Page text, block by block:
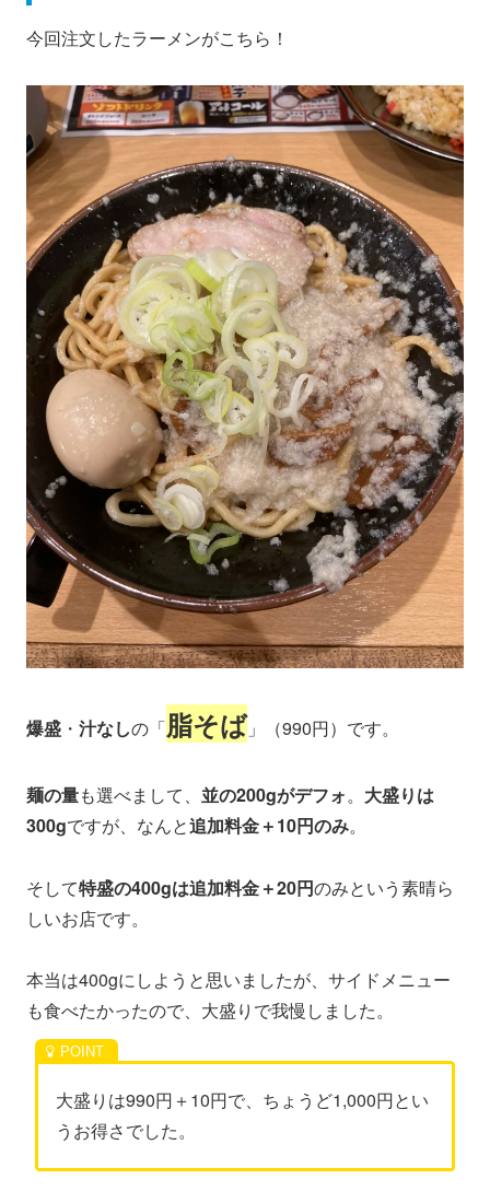
今回注文したラーメンがこちら！
爆盛 ・ 汁なしの「脂そば 」（990円）です。
麺の量も選べまして、 並の200gがデフォ。 大盛りは
300gですが、なんと追加料金＋10円のみ。
そして特盛の400gは追加料金＋20円のみという素晴ら
しいお店です。
本当は400gにしようと思いましたが、サイドメニュー
も食べたかったので、大盛りで我慢しました。
大盛りは990円＋10円で、ちょうど1,000円とい
うお得さでした。